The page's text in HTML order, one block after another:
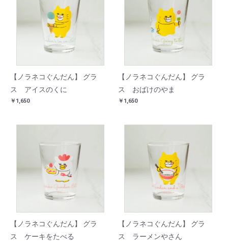
【ノラネコぐんだん】 グラ
ス アイスのくに
￥1,650
【ノラネコぐんだん】 グラ
ス おばけのやま
￥1,650
【ノラネコぐんだん】 グラ
ス ケーキをたべる
【ノラネコぐんだん】 グラ
ス ラーメンやさん